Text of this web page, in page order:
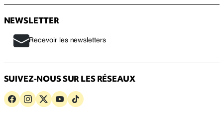
NEWSLETTER
Recevoir les newsletters
SUIVEZ-NOUS SUR LES RÉSEAUX